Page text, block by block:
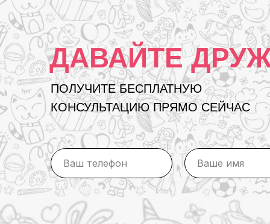
ДАВАЙТЕ
ПОЛУЧИТЕ БЕСПЛАТНУЮ
КОНСУЛЬТАЦИЮ ПРЯМО СЕЙЧАС